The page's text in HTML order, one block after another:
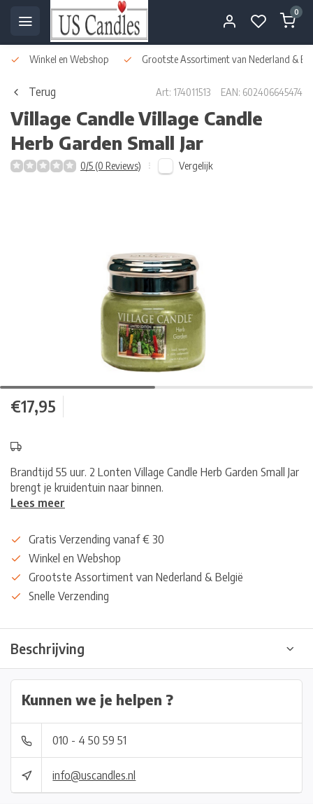
0
Winkel en Webshop Grootste Assortiment van Nederland &
Terug Art: 174011513 EAN: 602406645474
Village CandleVillage Candle
Herb Garden Small Jar
0/5 (0 Reviews) Vergelijk
€17,95
Brandtijd 55 uur. 2 Lonten Village Candle Herb Garden Small Jar
brengt je kruidentuin naar binnen.
Lees meer
Gratis Verzending vanaf € 30
Winkel en Webshop
Grootste Assortiment van Nederland & België
Snelle Verzending
Beschrijving
Kunnen we je helpen ?
010 - 4 50 59 51
info@uscandles.nl